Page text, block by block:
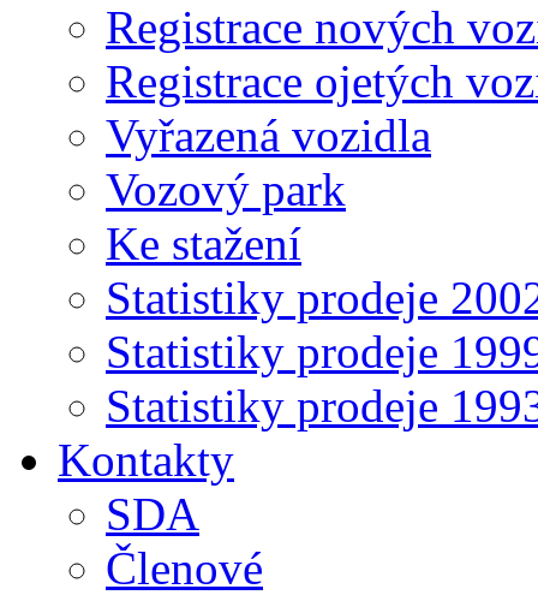
Registrace nových
Registrace ojetých
Vyřazená vozidla
Vozový park
Ke stažení
Statistiky prodeje
Statistiky prodeje
Statistiky prodeje
Kontakty
SDA
Členové